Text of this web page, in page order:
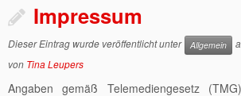
Impressum
Dieser Eintrag wurde veröffentlicht unter Allgemein
von Tina Leupers
Angaben gemäß Telemediengesetz